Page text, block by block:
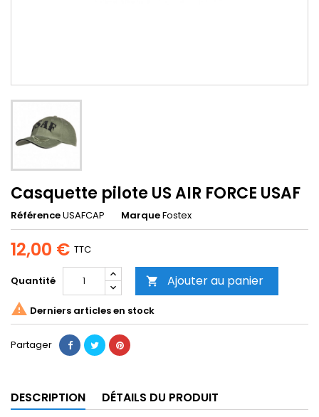
Casquette pilote US AIR FORCE USAF
RéférenceUSAFCAP MarqueFostex
12,00 € TTC
Quantité  Ajouter au panier
 Derniers articles en stock
Partager
DESCRIPTION DÉTAILS DU PRODUIT